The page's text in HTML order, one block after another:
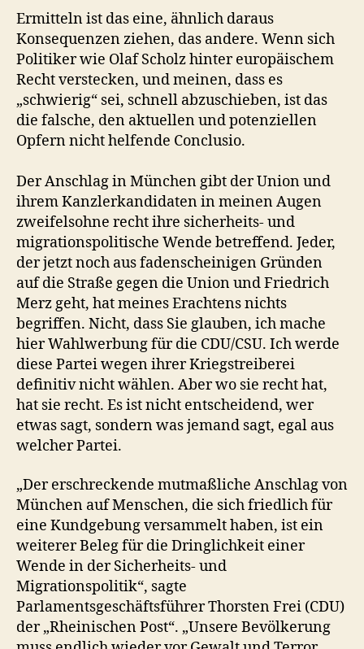
Ermitteln ist das eine, ähnlich daraus
Konsequenzen ziehen, das andere. Wenn sich
Politiker wie Olaf Scholz hinter europäischem
Recht verstecken, und meinen, dass es
„schwierig“ sei, schnell abzuschieben, ist das
die falsche, den aktuellen und potenziellen
Opfern nicht helfende Conclusio.
Der Anschlag in München gibt der Union und
ihrem Kanzlerkandidaten in meinen Augen
zweifelsohne recht ihre sicherheits- und
migrationspolitische Wende betreffend. Jeder,
der jetzt noch aus fadenscheinigen Gründen
auf die Straße gegen die Union und Friedrich
Merz geht, hat meines Erachtens nichts
begriffen. Nicht, dass Sie glauben, ich mache
hier Wahlwerbung für die CDU/CSU. Ich werde
diese Partei wegen ihrer Kriegstreiberei
definitiv nicht wählen. Aber wo sie recht hat,
hat sie recht. Es ist nicht entscheidend, wer
etwas sagt, sondern was jemand sagt, egal aus
welcher Partei.
„Der erschreckende mutmaßliche Anschlag von
München auf Menschen, die sich friedlich für
eine Kundgebung versammelt haben, ist ein
weiterer Beleg für die Dringlichkeit einer
Wende in der Sicherheits- und
Migrationspolitik“, sagte
Parlamentsgeschäftsführer Thorsten Frei (CDU)
der „Rheinischen Post“. „Unsere Bevölkerung